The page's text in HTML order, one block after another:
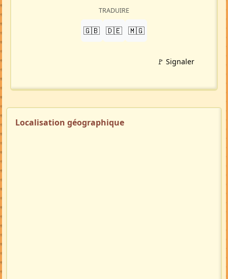
TRADUIRE
🇬🇧 🇩🇪 🇲🇬
🚩 Signaler
Localisation géographique